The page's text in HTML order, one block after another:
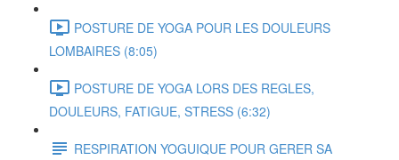
POSTURE DE YOGA POUR LES DOULEURS
LOMBAIRES (8:05)
POSTURE DE YOGA LORS DES REGLES,
DOULEURS, FATIGUE, STRESS (6:32)
RESPIRATION YOGUIQUE POUR GERER SA